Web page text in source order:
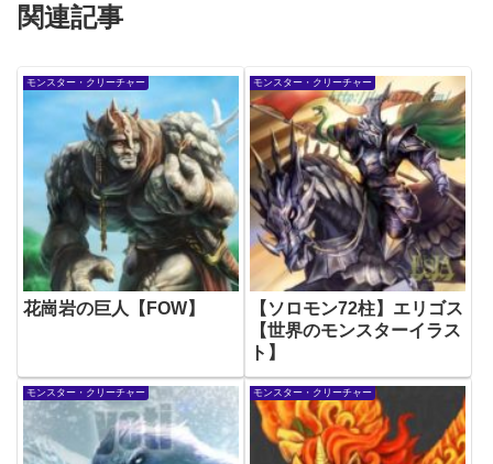
関連記事
モンスター・クリーチャー
花崗岩の巨人【FOW】
モンスター・クリーチャー
【ソロモン72柱】エリゴス
【世界のモンスターイラス
ト】
モンスター・クリーチャー モンスター・クリーチャー